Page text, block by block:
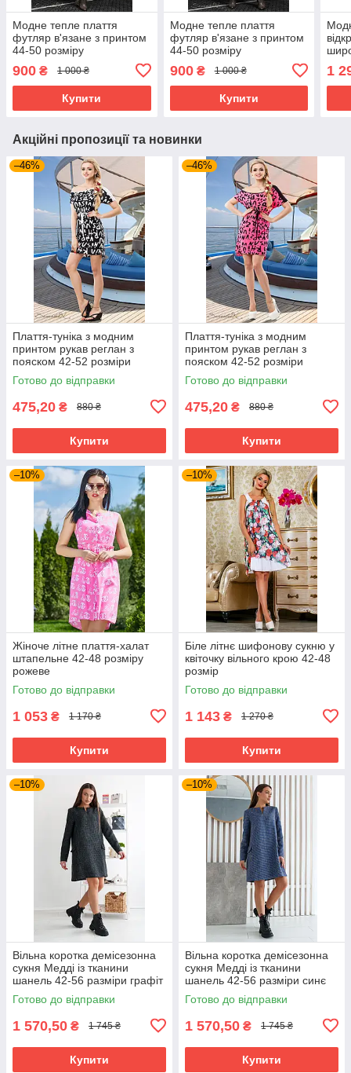
Модне тепле плаття
футляр в'язане з принтом
44-50 розміру
900 ₴ 1 000 ₴
Купити
Модне тепле плаття
футляр в'язане з принтом
44-50 розміру
900₴ 1 000 ₴
Купити
1
Акційні пропозиції та новинки
–46%
Плаття-туніка з модним
принтом рукав реглан з
пояском 42-52 розміри
Готово до відправки
475,20 ₴ 880 ₴
Купити
–46%
Плаття-туніка з модним
принтом рукав реглан з
пояском 42-52 розміри
Готово до відправки
475,20 ₴ 880 ₴
Купити
–10%
Жіноче літне плаття-халат
штапельне 42-48 розміру
рожеве
Готово до відправки
1 053 ₴ 1 170 ₴
Купити
–10%
Біле літнє шифонову сукню у
квіточку вільного крою 42-48
розмір
Готово до відправки
1 143 ₴ 1 270 ₴
Купити
–10%
Вільна коротка демісезонна
сукня Медді із тканини
шанель 42-56 разміри графіт
Готово до відправки
1 570,50 ₴ 1 745 ₴
Купити
–10%
Вільна коротка демісезонна
сукня Медді із тканини
шанель 42-56 разміри синє
Готово до відправки
1 570,50 ₴ 1 745 ₴
Купити